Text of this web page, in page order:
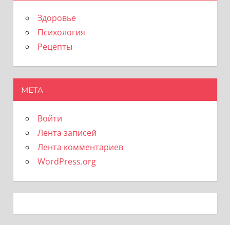
Здоровье
Психология
Рецепты
МЕТА
Войти
Лента записей
Лента комментариев
WordPress.org